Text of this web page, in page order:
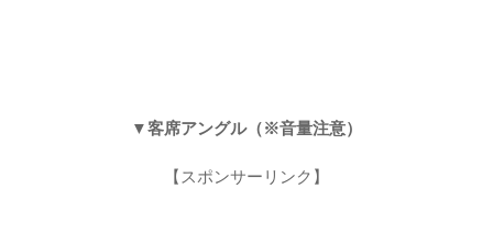
▼客席アングル（※音量注意）
【スポンサーリンク】